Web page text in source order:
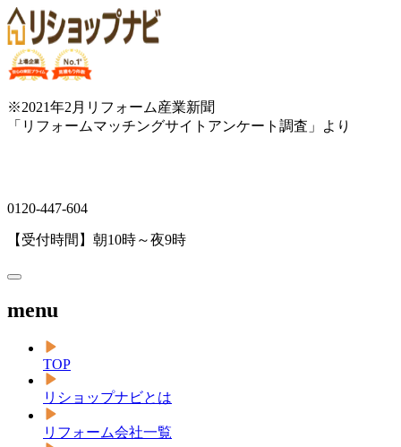
※2021年2月リフォーム産業新聞
「リフォームマッチングサイトアンケート調査」より
0120-447-604
【受付時間】朝10時～夜9時
menu
TOP
リショップナビとは
リフォーム会社一覧